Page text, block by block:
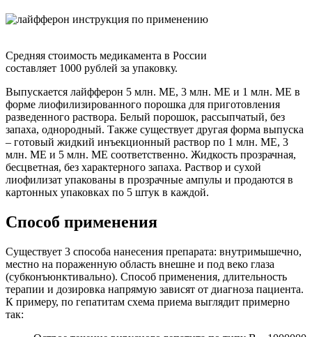
Средняя стоимость медикамента в России
составляет 1000 рублей за упаковку.
Выпускается лайфферон 5 млн. МЕ, 3 млн. МЕ и 1 млн. МЕ в
форме лиофилизированного порошка для приготовления
разведенного раствора. Белый порошок, рассыпчатый, без
запаха, однородный. Также существует другая форма выпуска
– готовый жидкий инъекционный раствор по 1 млн. МЕ, 3
млн. МЕ и 5 млн. МЕ соответственно. Жидкость прозрачная,
бесцветная, без характерного запаха. Раствор и сухой
лиофилизат упакованы в прозрачные ампулы и продаются в
картонных упаковках по 5 штук в каждой.
Способ применения
Существует 3 способа нанесения препарата: внутримышечно,
местно на пораженную область внешне и под веко глаза
(субконъюнктивально). Способ применения, длительность
терапии и дозировка напрямую зависят от диагноза пациента.
К примеру, по гепатитам схема приема выглядит примерно
так: